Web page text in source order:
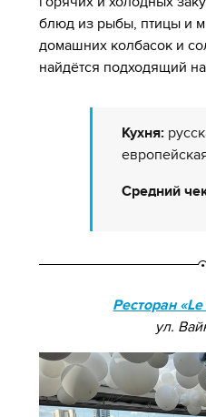
блюд из рыбы, птицы и
домашних колбасок и
найдётся подходящий
Кухня:
Средний
Ресторан
ул.